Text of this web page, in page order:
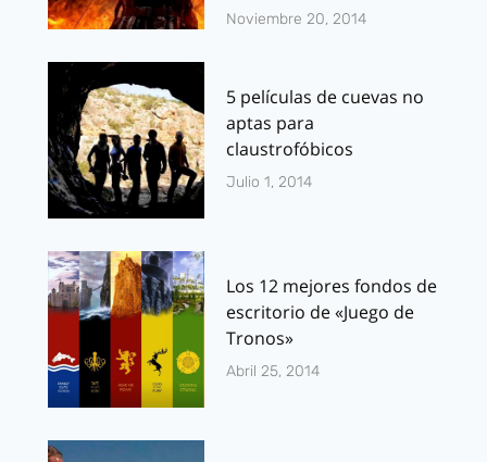
Noviembre 20, 2014
5 películas de cuevas no
aptas para
claustrofóbicos
Julio 1, 2014
Los 12 mejores fondos de
escritorio de «Juego de
Tronos»
Abril 25, 2014